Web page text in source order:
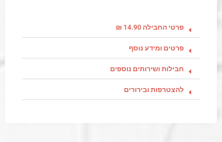
פרטי החבילה 14.90 ₪
פרטים ומידע נוסף
חבילות ושירותים נוספים
להצטרפות ובירורים